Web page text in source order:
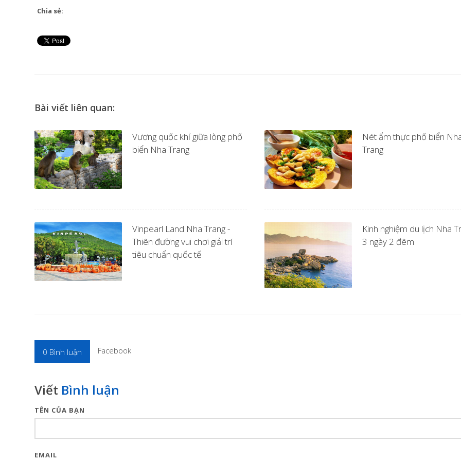
Chia sẻ:
Bài viết liên quan:
Vương quốc khỉ giữa lòng phố
biển Nha Trang
Vinpearl Land Nha Trang -
Thiên đường vui chơi giải trí
tiêu chuẩn quốc tế
Nét ẩm thực phố biển
Trang
Kinh nghiệm du lịch Nha
3 ngày 2 đêm
0 Bình luận Facebook
Viết Bình luận
TÊN CỦA BẠN
EMAIL